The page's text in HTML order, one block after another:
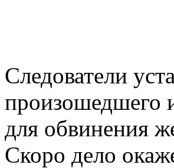
Следователи
произошедшего
для обвинения
Скоро дело